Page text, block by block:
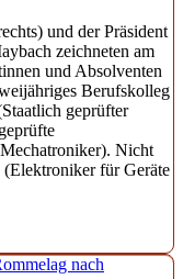
und der Präsident
zeichneten am
und Absolventen
Berufskolleg
geprüfter
Nicht
für Geräte